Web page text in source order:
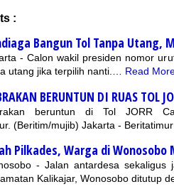
:
Bangun Tol Tanpa Utang,
- Calon wakil presiden nomor
utang jika terpilih nanti.…
Read
BERUNTUN DI RUAS TOL
beruntun di Tol JORR
(Beritim/mujib) Jakarta -
Pilkades, Warga di
- Jalan antardesa sekaligus
Kalikajar, Wonosobo ditutup